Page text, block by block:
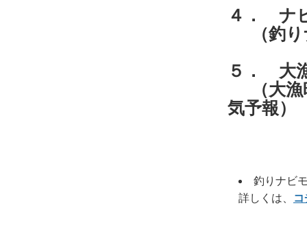
４．
（釣り
５．
（大漁
気予報）
釣りナビ
詳しくは、